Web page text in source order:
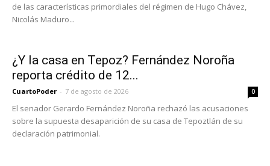
de las características primordiales del régimen de Hugo Chávez,
Nicolás Maduro...
¿Y la casa en Tepoz? Fernández Noroña
reporta crédito de 12...
CuartoPoder - 7 de agosto de 2026 0
El senador Gerardo Fernández Noroña rechazó las acusaciones
sobre la supuesta desaparición de su casa de Tepoztlán de su
declaración patrimonial.